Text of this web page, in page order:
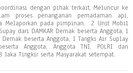
dengan pihak terkait, Meluncur ke
proses penanganan pemadaman api,
Melaporkan pada pimpinan. 2 Unit Mobil
dari DAMKAR Demak beserta Anggota, 1
beserta Anggota, 1 Tangki Air Suplay
Anggota, Anggota TNI, POLRI dan
Jaka Tingkir serta Masyarakat setempat.